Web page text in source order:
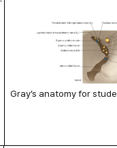
Gray’s anatomy for